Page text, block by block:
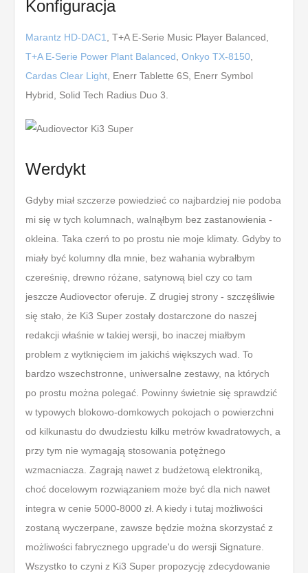
Konfiguracja
Marantz HD-DAC1
, T+A E-Serie Music Player Balanced,
T+A E-Serie Power Plant Balanced Onkyo TX-8150
Cardas Clear Light , Enerr Tablette 6S, Enerr Symbol
Hybrid, Solid Tech Radius Duo 3.
Werdykt
Gdyby miał szczerze powiedzieć co najbardziej nie podoba
mi się w tych kolumnach, walnąłbym bez zastanowienia -
okleina. Taka czerń to po prostu nie moje klimaty. Gdyby to
miały być kolumny dla mnie, bez wahania wybrałbym
czereśnię, drewno różane, satynową biel czy co tam
jeszcze Audiovector oferuje. Z drugiej strony - szczęśliwie
się stało, że Ki3 Super zostały dostarczone do naszej
redakcji właśnie w takiej wersji, bo inaczej miałbym
problem z wytknięciem im jakichś większych wad. To
bardzo wszechstronne, uniwersalne zestawy, na których
po prostu można polegać. Powinny świetnie się sprawdzić
w typowych blokowo-domkowych pokojach o powierzchni
od kilkunastu do dwudziestu kilku metrów kwadratowych, a
przy tym nie wymagają stosowania potężnego
wzmacniacza. Zagrają nawet z budżetową elektroniką,
choć docelowym rozwiązaniem może być dla nich nawet
integra w cenie 5000-8000 zł. A kiedy i tutaj możliwości
zostaną wyczerpane, zawsze będzie można skorzystać z
możliwości fabrycznego upgrade'u do wersji Signature.
Wszystko to czyni z Ki3 Super propozycję zdecydowanie